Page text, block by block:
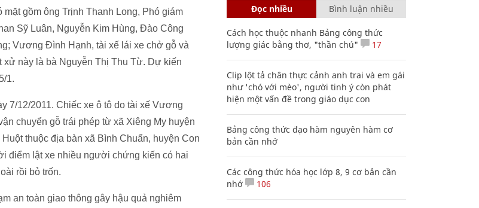
gồm ông Trịnh Thanh Long, Phó giám
Sỹ Luân, Nguyễn Kim Hùng, Đào Công
Vương Đình Hạnh, tài xế lái xe chở gỗ và
xử này là bà Nguyễn Thị Thu Từ. Dự kiến
1.
7/12/2011. Chiếc xe ô tô do tài xế Vương
chuyển gỗ trái phép từ xã Xiêng My huyện
thuộc địa bàn xã Bình Chuẩn, huyện Con
điểm lật xe nhiều người chứng kiến có hai
rồi bỏ trốn.
an toàn giao thông gây hậu quả nghiêm
Đọc nhiều Bình luận nhiều
Cách học thuộc nhanh Bảng công thức
lượng giác bằng thơ, "thần chú"
17
Clip lột tả chân thực cảnh anh trai và em gái
như 'chó với mèo', người tinh ý còn phát
hiện một vấn đề trong giáo dục con
Bảng công thức đạo hàm nguyên hàm cơ
bản cần nhớ
Các công thức hóa học lớp 8, 9 cơ bản cần
nhớ
106